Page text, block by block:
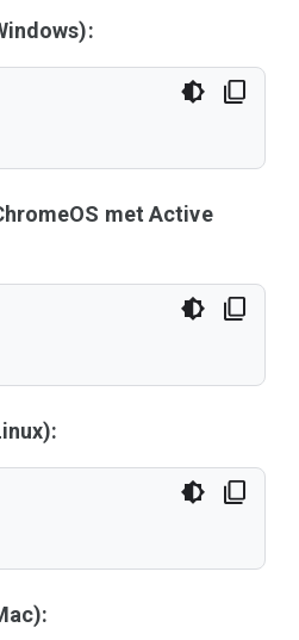
met Active